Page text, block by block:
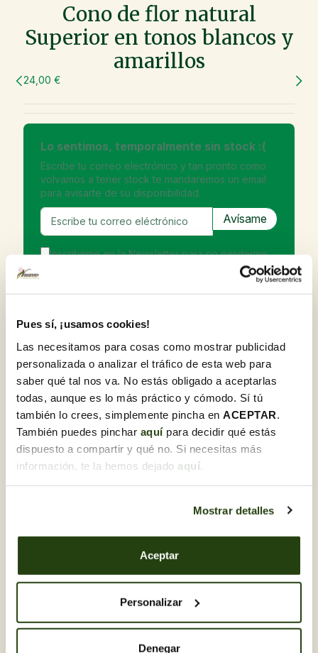
Pues sí, ¡usamos cookies!
Las necesitamos para cosas como mostrar publicidad
personalizada o analizar el tráfico de esta web para
saber qué tal nos va. No estás obligado a aceptarlas
todas, aunque es lo más práctico y cómodo. Sí tú
también lo crees, simplemente pincha en ACEPTAR
También puedes pinchar aquípara decidir qué estás
dispuesto a compartir y qué no. Si necesitas más
información, te la hemos dejado aquí
Mostrar detalles
Aceptar
Personalizar
Denegar
Cono de flor natural
Superior en tonos blancos y
amarillos
24,00 €
Lo sentimos, temporalmente sin stock :(
Escribe tu correo electrónico y tan pronto como
volvamos a tener stock te mandaremos un email
para avisarte de su disponibilidad.
Inscribirme en la Newsletter para no perderme
Detalles del producto
Ramo de flores variadas en cono de plástico blanco, con
gladiolo, clavel, lisianthum y crisantemo. Medida estándar
de los conos de cementerio.
Descubre otras FLORES PARA
TODOS LOS SANTOS